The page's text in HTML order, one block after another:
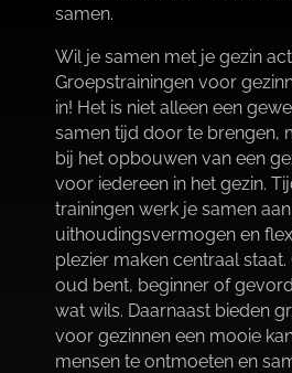
samen.​
Wil je samen met je gezin
Groepstrainingen voor
in! Het is niet alleen een
samen tijd door te brengen,
bij het opbouwen van een
voor iedereen in het gezin.​
trainingen werk je samen
uithoudingsvermogen en
plezier maken centraal
oud bent, beginner of
wat wils.​ Daarnaast bieden
voor gezinnen een mooie
mensen te ontmoeten en